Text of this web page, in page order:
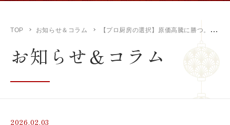
TOP お知らせ＆コラム 【プロ厨房の選択】原価高騰に勝つ。今、あえて見直すべき「散翅（サンツー）」の賢い仕入れ術
お知らせ＆コラム
2026.02.03